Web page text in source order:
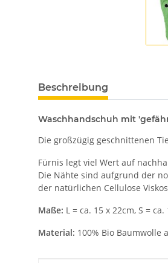
Beschreibung
Waschhandschuh mit
Die großzügig geschnittenen
Fürnis legt viel Wert auf
Die Nähte sind aufgrund der
der natürlichen Cellulose
Maße: L = ca. 15 x 22cm, S = ca.
Material: 100% Bio Baumwolle